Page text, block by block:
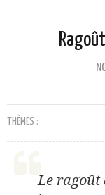
THÈMES :
Le ragoût